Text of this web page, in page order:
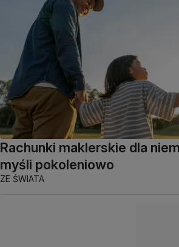
Rachunki maklerskie dla
myśli pokoleniowo
ZE ŚWIATA